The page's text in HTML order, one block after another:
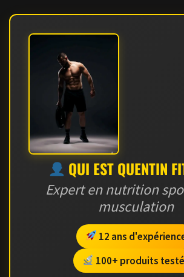
QUI EST QUENTIN
Expert en nutrition
musculation
12 ans
100+ produits